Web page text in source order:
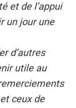
et de l’appui
un jour une
d’autres
utile au
ceux de